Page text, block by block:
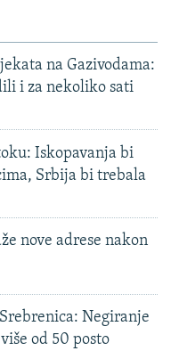
na Gazivodama:
i za nekoliko sati
Iskopavanja bi
Srbija bi trebala
nove adrese nakon
Negiranje
od 50 posto